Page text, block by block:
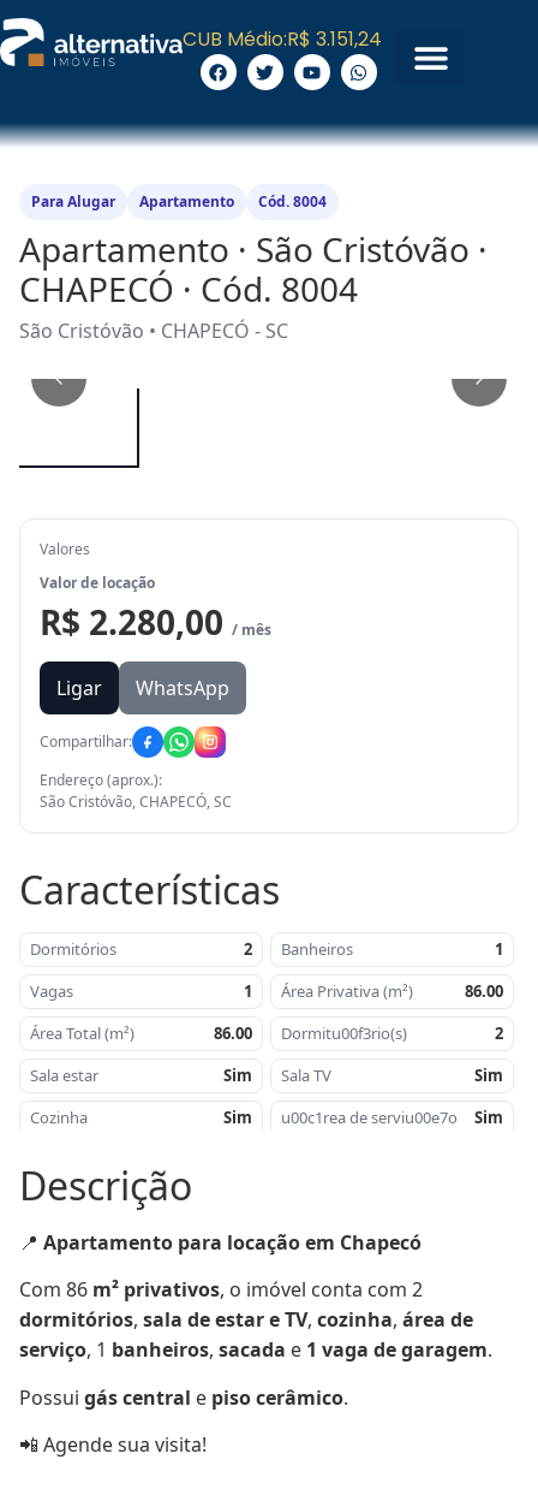
CUB Médio:R$ 3.151,24
Para Alugar Apartamento Cód. 8004
Apartamento · São Cristóvão ·
CHAPECÓ · Cód. 8004
São Cristóvão • CHAPECÓ - SC
Valores
Valor de locação
R$ 2.280,00 / mês
Ligar WhatsApp
Compartilhar:
Endereço (aprox.):
São Cristóvão, CHAPECÓ, SC
Características
Dormitórios 2 Banheiros
1
Vagas
1 Área Privativa (m²)
86.00
Área Total (m²)
86.00 Dormitu00f3rio(s)
2
Sala estar
Sim Sala TV
Sim
Cozinha
Sim u00c1rea de serviu00e7o
Sim
mu00b2
Descrição
📍 Apartamento para locação em Chapecó
Com 86 m² privativos
dormitórios, sala de estar e TV, cozinha, área de
serviço, 1 banheiros, sacada e 1 vaga de garagem.
Possui gás central e piso cerâmico.
📲 Agende sua visita!